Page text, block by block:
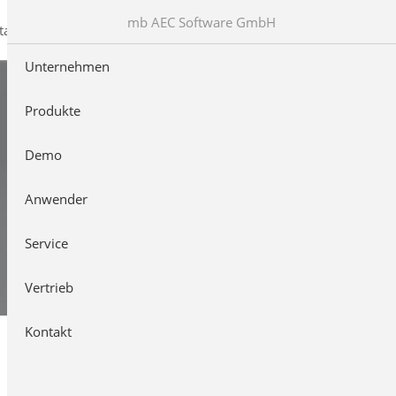
mb AEC Software GmbH
Unternehmen
Produkte
Demo
Anwender
Service
Vertrieb
Kontakt